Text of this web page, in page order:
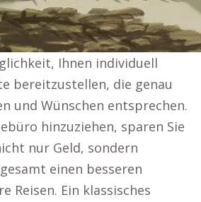
Ihnen individuell
bereitzustellen, die genau
und Wünschen entsprechen.
hinzuziehen, sparen Sie
nur Geld, sondern
einen besseren
Reisen. Ein klassisches